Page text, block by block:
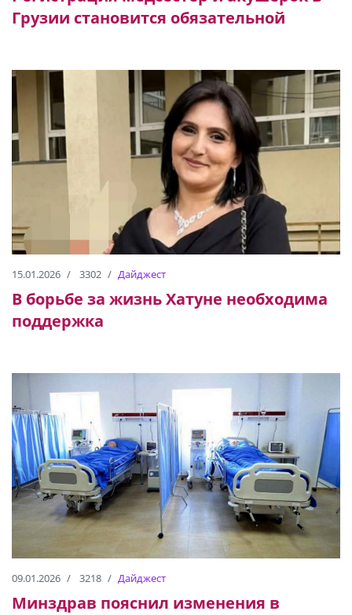
Грузии становится обязательной
15.01.2026 3302 Дайджест
В борьбе за жизнь Хатуне необходима
поддержка
09.01.2026 3218 Дайджест
Минздрав пояснил изменения в